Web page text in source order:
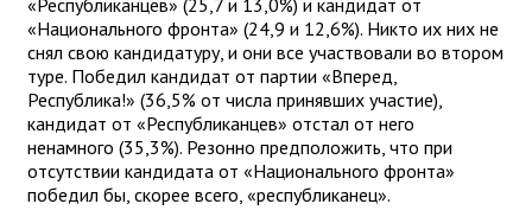
«Национального фронта» (24,9 и 12,6%). Никто их них не
снял свою кандидатуру, и они все участвовали во втором
туре. Победил кандидат от партии «Вперед,
Республика!» (36,5% от числа принявших участие),
кандидат от «Республиканцев» отстал от него
ненамного (35,3%). Резонно предположить, что при
отсутствии кандидата от «Национального фронта»
победил бы, скорее всего, «республиканец».